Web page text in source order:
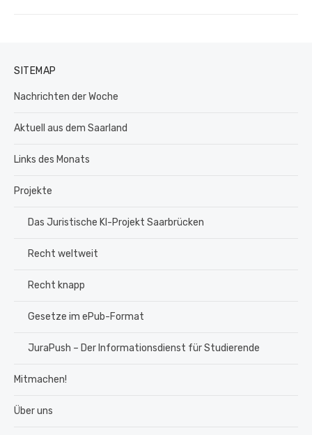
SITEMAP
Nachrichten der Woche
Aktuell aus dem Saarland
Links des Monats
Projekte
Das Juristische KI-Projekt Saarbrücken
Recht weltweit
Recht knapp
Gesetze im ePub-Format
JuraPush – Der Informationsdienst für Studierende
Mitmachen!
Über uns